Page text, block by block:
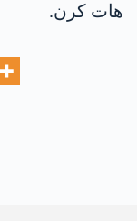
ھات کرن.